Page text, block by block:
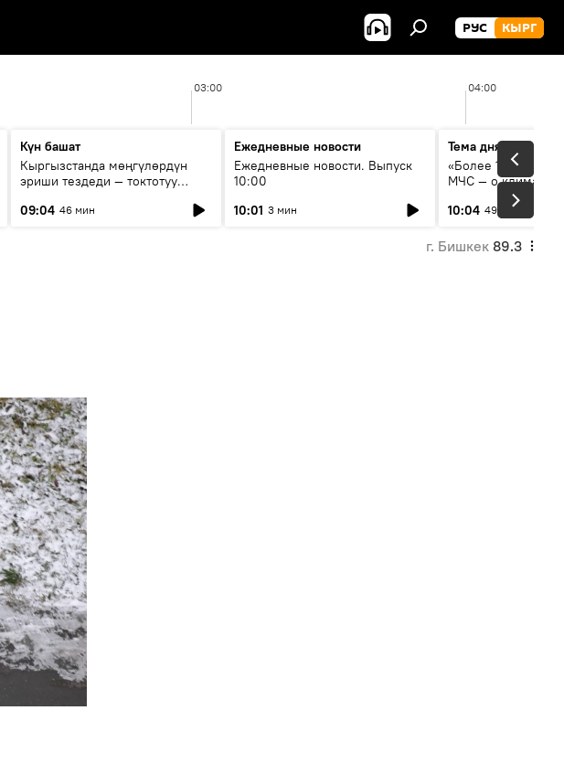
РУС КЫРГ
03:00 04:00
Күн башат
Кыргызстанда мөңгүлөрдүн
эриши тездеди — токтотуу
09:04 46 мин
Ежедневные новости
Ежедневные новости. Выпуск
10:00
10:01 3 мин
Тема дня
«Более 1200 сёл в
МЧС — о климате,
системе
населения
10:04 49 мин
г. Бишкек 89.3